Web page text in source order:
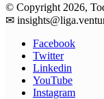
© Copyright 2026,
✉
Facebook
Twitter
Linkedin
YouTube
Instagram